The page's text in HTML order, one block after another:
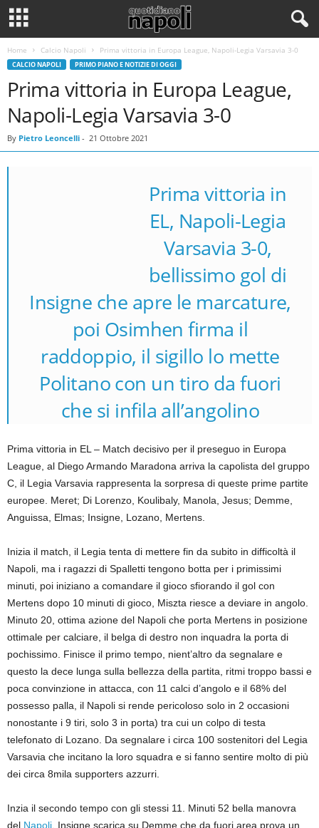
Home Calcio Napoli Prima vittoria in Europa League, Napoli-Legia Varsavia 3-0
CALCIO NAPOLI PRIMO PIANO E NOTIZIE DI OGGI
Prima vittoria in Europa League,
Napoli-Legia Varsavia 3-0
By Pietro Leoncelli - 21 Ottobre 2021
Prima vittoria in
EL, Napoli-Legia
Varsavia 3-0,
bellissimo gol di
Insigne che apre le marcature,
poi Osimhen firma il
raddoppio, il sigillo lo mette
Politano con un tiro da fuori
che si infila all’angolino
Prima vittoria in EL – Match decisivo per il preseguo in Europa
League, al Diego Armando Maradona arriva la capolista del gruppo
C, il Legia Varsavia rappresenta la sorpresa di queste prime partite
europee. Meret; Di Lorenzo, Koulibaly, Manola, Jesus; Demme,
Anguissa, Elmas; Insigne, Lozano, Mertens.
Inizia il match, il Legia tenta di mettere fin da subito in difficoltà il
Napoli, ma i ragazzi di Spalletti tengono botta per i primissimi
minuti, poi iniziano a comandare il gioco sfiorando il gol con
Mertens dopo 10 minuti di gioco, Miszta riesce a deviare in angolo.
Minuto 20, ottima azione del Napoli che porta Mertens in posizione
ottimale per calciare, il belga di destro non inquadra la porta di
pochissimo. Finisce il primo tempo, nient’altro da segnalare e
questo la dece lunga sulla bellezza della partita, ritmi troppo bassi e
poca convinzione in attacca, con 11 calci d’angolo e il 68% del
possesso palla, il Napoli si rende pericoloso solo in 2 occasioni
nonostante i 9 tiri, solo 3 in porta) tra cui un colpo di testa
telefonato di Lozano. Da segnalare i circa 100 sostenitori del Legia
Varsavia che incitano la loro squadra e si fanno sentire molto di più
dei circa 8mila supporters azzurri.
Inzia il secondo tempo con gli stessi 11. Minuti 52 bella manovra
del Napoli , Insigne scarica su Demme che da fuori area prova un